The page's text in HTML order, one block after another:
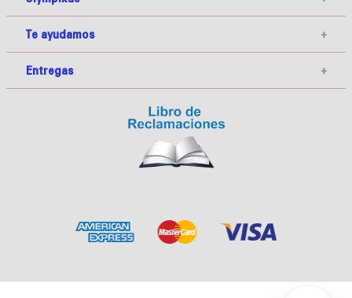
Te ayudamos +
Entregas +